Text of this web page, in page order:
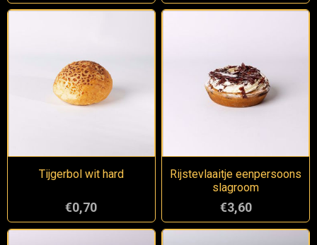
Tijgerbol wit hard
€0,70
Rijstevlaaitje eenpersoons
slagroom
€3,60